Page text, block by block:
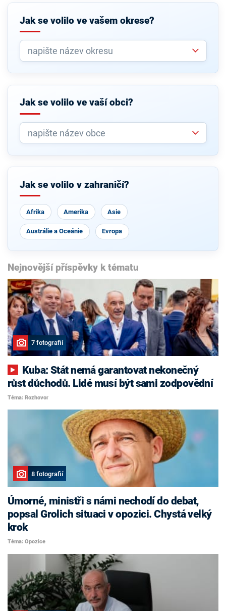
Jak se volilo ve vašem okrese?
Jak se volilo ve vaší obci?
Jak se volilo v zahraničí?
Afrika Amerika Asie
Austrálie a Oceánie Evropa
Nejnovější příspěvky k tématu
7 fotografií
růst důchodů. Lidé musí být sami zodpovědní
Téma: Rozhovor
8 fotografií
Úmorné, ministři s námi nechodí do debat,
popsal Grolich situaci v opozici. Chystá velký
krok
Téma: Opozice